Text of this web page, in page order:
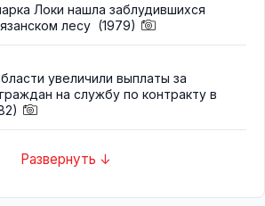
Локи нашла заблудившихся
лесу (1979)
увеличили выплаты за
на службу по контракту в
Развернуть ↓